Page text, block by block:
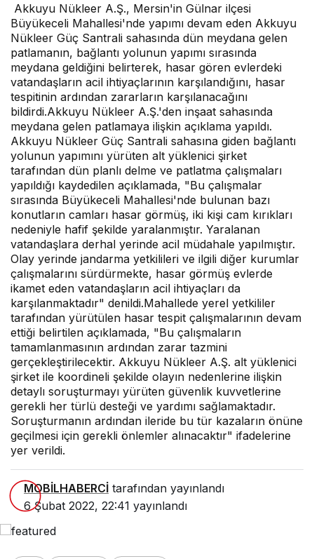
Akkuyu Nükleer A.Ş., Mersin'in Gülnar ilçesi
Büyükeceli Mahallesi'nde yapımı devam eden Akkuyu
Nükleer Güç Santrali sahasında dün meydana gelen
patlamanın, bağlantı yolunun yapımı sırasında
meydana geldiğini belirterek, hasar gören evlerdeki
vatandaşların acil ihtiyaçlarının karşılandığını, hasar
tespitinin ardından zararların karşılanacağını
bildirdi.Akkuyu Nükleer A.Ş.'den inşaat sahasında
meydana gelen patlamaya ilişkin açıklama yapıldı.
Akkuyu Nükleer Güç Santrali sahasına giden bağlantı
yolunun yapımını yürüten alt yüklenici şirket
tarafından dün planlı delme ve patlatma çalışmaları
yapıldığı kaydedilen açıklamada, "Bu çalışmalar
sırasında Büyükeceli Mahallesi'nde bulunan bazı
konutların camları hasar görmüş, iki kişi cam kırıkları
nedeniyle hafif şekilde yaralanmıştır. Yaralanan
vatandaşlara derhal yerinde acil müdahale yapılmıştır.
Olay yerinde jandarma yetkilileri ve ilgili diğer kurumlar
çalışmalarını sürdürmekte, hasar görmüş evlerde
ikamet eden vatandaşların acil ihtiyaçları da
karşılanmaktadır" denildi.Mahallede yerel yetkililer
tarafından yürütülen hasar tespit çalışmalarının devam
ettiği belirtilen açıklamada, "Bu çalışmaların
tamamlanmasının ardından zarar tazmini
gerçekleştirilecektir. Akkuyu Nükleer A.Ş. alt yüklenici
şirket ile koordineli şekilde olayın nedenlerine ilişkin
detaylı soruşturmayı yürüten güvenlik kuvvetlerine
gerekli her türlü desteği ve yardımı sağlamaktadır.
Soruşturmanın ardından ileride bu tür kazaların önüne
geçilmesi için gerekli önlemler alınacaktır" ifadelerine
yer verildi.
MOBİLHABERCİ tarafından yayınlandı
6 Şubat 2022, 22:41 yayınlandı